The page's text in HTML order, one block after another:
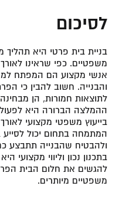
לסיכום
בניית בית פרטי היא תהליך
משפטיים. כפי שראינו
אנשי מקצוע הם המפתח
והבנייה. חשוב להבין כי
לתוצאות חמורות, הן
ההמלצה הברורה היא
בייעוץ משפטי מקצועי
המתמחה בתחום יכול לסייע
ולהבטיח שהבנייה תתבצע
בתכנון נכון וליווי מקצועי
להגשים את חלום הבית
משפטיים מיותרים.